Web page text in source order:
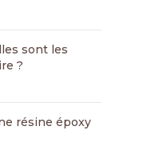
sont les
?
résine époxy